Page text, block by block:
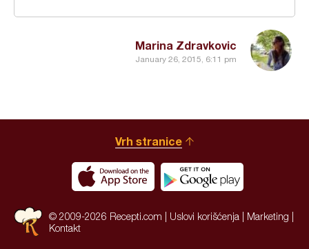
Marina Zdravkovic
January 26, 2015, 6:11 pm
Vrh stranice
© 2009-2026 Recepti.com | Uslovi korišćenja Marketing
Kontakt